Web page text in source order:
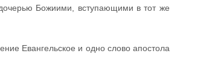
Божиими, вступающими в тот же
Евангельское и одно слово апостола